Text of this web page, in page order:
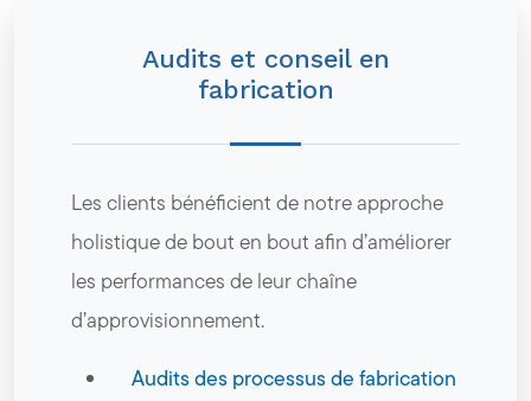
Audits et conseil en
fabrication
Les clients bénéficient de notre approche
holistique de bout en bout afin d’améliorer
les performances de leur chaîne
d’approvisionnement.
Audits des processus de fabrication